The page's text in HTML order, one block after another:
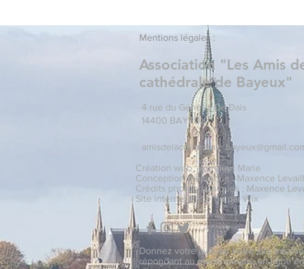
Mentions légales :
Association "Les Amis
cathédrale de Bayeux"
4 rue du Général De Dais
14400 BAYEUX
Création web : Aurélien Marie
Conception graphique : Maxence
Crédits photographiques : Maxence
Site internet hébergé par Wix
Donnez votre avis sur notre site
répondant au questionnaire en ligne en